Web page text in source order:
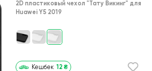
2D пластиковый чехол "Тату Викинг" для
Huawei Y5 2019
Кешбек 12 ₴